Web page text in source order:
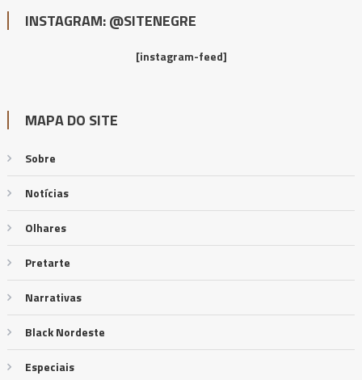
INSTAGRAM: @SITENEGRE
[instagram-feed]
MAPA DO SITE
Sobre
Notícias
Olhares
Pretarte
Narrativas
Black Nordeste
Especiais